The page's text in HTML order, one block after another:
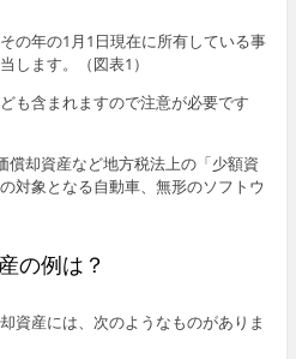
の年の1月1日現在に所有している事
します。（図表1）
も含まれますので注意が必要です
償却資産など地方税法上の「少額資
対象となる自動車、無形のソフトウ
の例は？
資産には、次のようなものがありま